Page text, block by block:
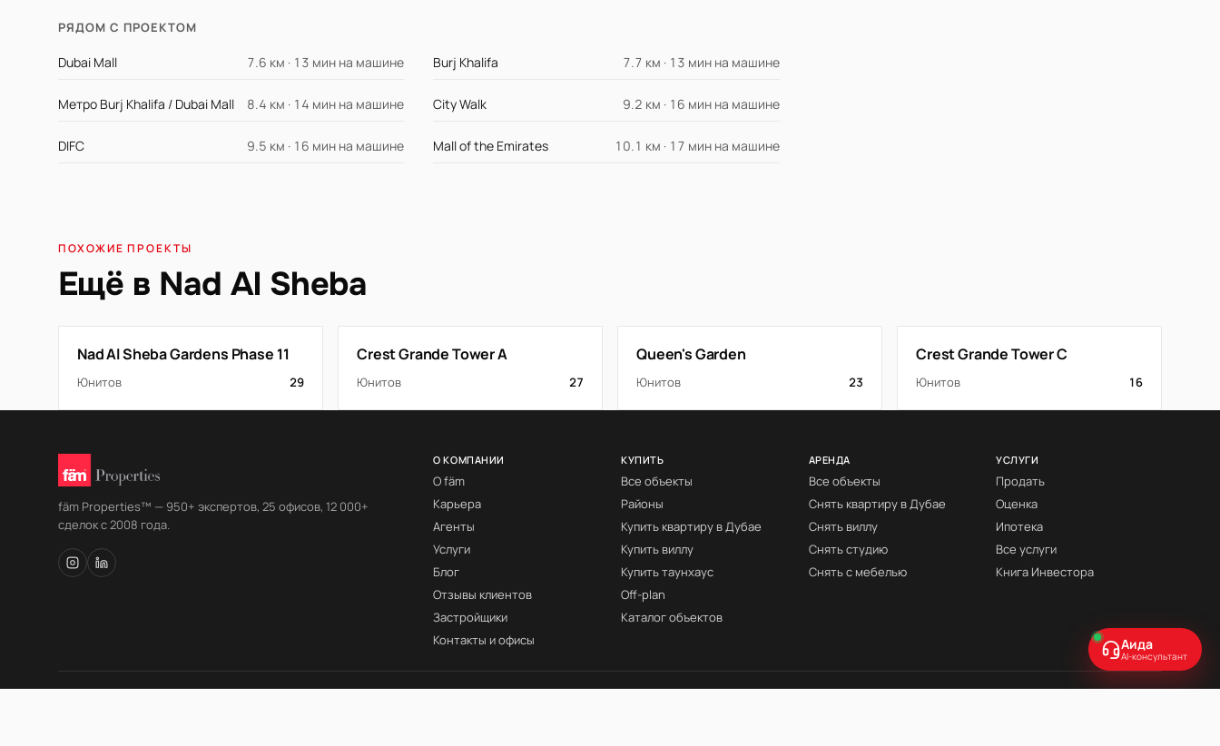
РЯДОМ С ПРОЕКТОМ
Dubai Mall 7.6 км · 13 мин на машине Burj Khalifa 7.7 км · 13 мин на машине
Метро Burj Khalifa / Dubai Mall 8.4 км · 14 мин на машине City Walk 9.2 км · 16 мин на машине
DIFC 9.5 км · 16 мин на машине Mall of the Emirates 10.1 км · 17 мин на машине
ПОХОЖИЕ ПРОЕКТЫ
Ещё в Nad Al Sheba
Nad Al Sheba Gardens Phase 11
Юнитов 29
Crest Grande Tower A
Юнитов 27
Queen's Garden
Юнитов 23
Crest Grande Tower C
Юнитов 16
Аида
AI-консультант
fäm Properties™ — 950+ экспертов, 25 офисов, 12 000+
сделок с 2008 года.
О КОМПАНИИ
О fäm
Карьера
Агенты
Услуги
Блог
Отзывы клиентов
Застройщики
Контакты и офисы
КУПИТЬ
Все объекты
Районы
Купить квартиру в Дубае
Купить виллу
Купить таунхаус
Off-plan
Каталог объектов
АРЕНДА
Все объекты
Снять квартиру в Дубае
Снять виллу
Снять студию
Снять с мебелью
УСЛУГИ
Продать
Оценка
Ипотека
Все услуги
Книга Инвестора